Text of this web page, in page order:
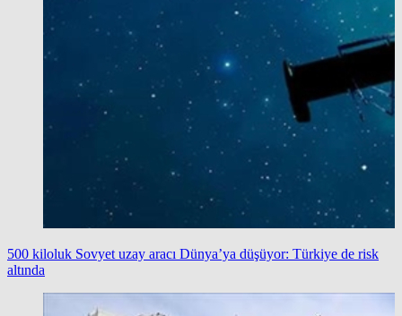
500 kiloluk Sovyet uzay aracı Dünya’ya düşüyor: Türkiye de risk
altında